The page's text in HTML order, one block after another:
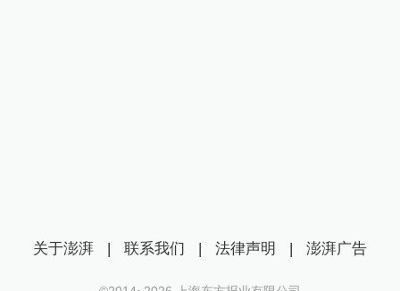
关于澎湃 | 联系我们 | 法律声明 | 澎湃广告